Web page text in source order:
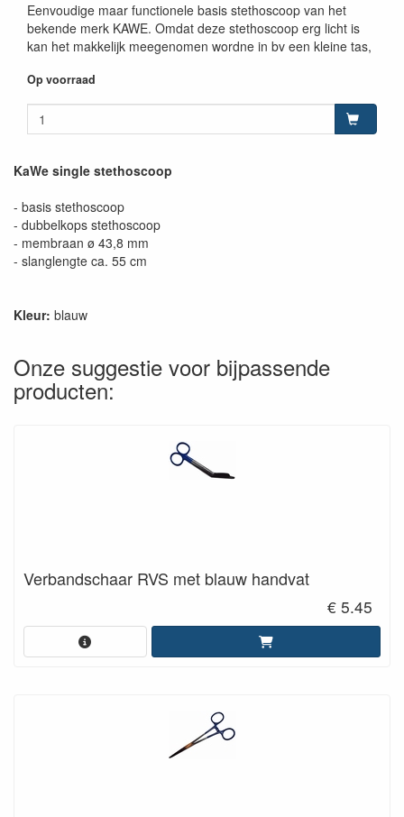
Eenvoudige maar functionele basis stethoscoop van het
bekende merk KAWE. Omdat deze stethoscoop erg licht is
kan het makkelijk meegenomen wordne in bv een kleine tas,
Op voorraad
KaWe single stethoscoop
- basis stethoscoop
- dubbelkops stethoscoop
- membraan ø 43,8 mm
- slanglengte ca. 55 cm
Kleur: blauw
Onze suggestie voor bijpassende
producten:
Verbandschaar RVS met blauw handvat
€ 5.45